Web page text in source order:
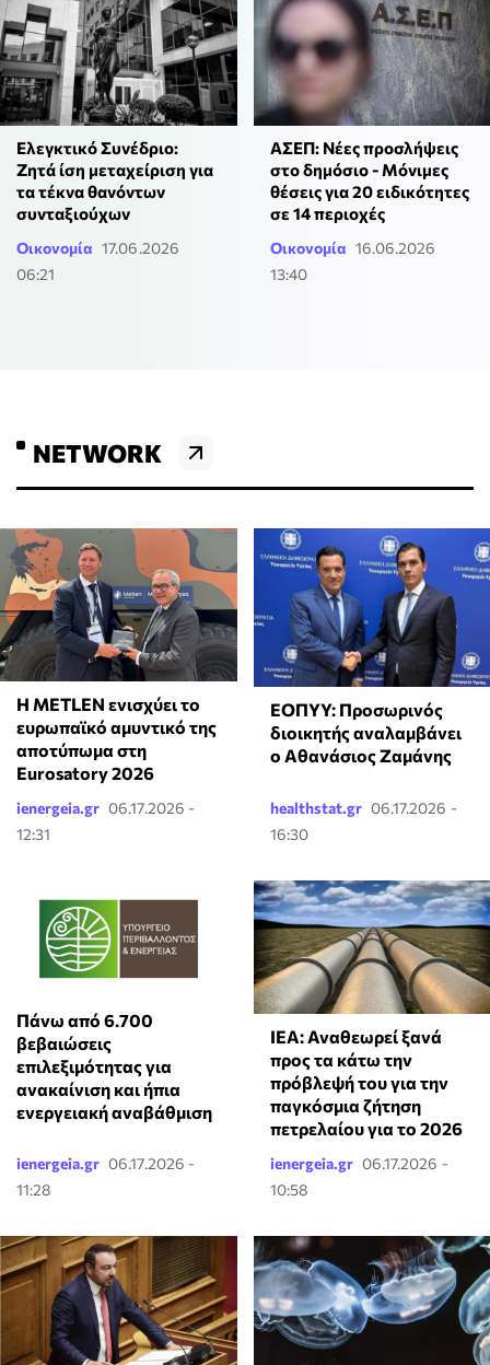
Ελεγκτικό Συνέδριο:
Ζητά ίση μεταχείριση για
τα τέκνα θανόντων
συνταξιούχων
Οικονομία 17.06.2026
06:21
ΑΣΕΠ: Νέες προσλήψεις
στο δημόσιο - Μόνιμες
θέσεις για 20 ειδικότητες
σε 14 περιοχές
Οικονομία 16.06.2026
13:40
NETWORK
Η METLEN ενισχύει το
ευρωπαϊκό αμυντικό της
αποτύπωμα στη
Eurosatory 2026
ienergeia.gr 06.17.2026 -
12:31
ΕΟΠΥΥ: Προσωρινός
διοικητής αναλαμβάνει
ο Αθανάσιος Ζαμάνης
healthstat.gr 06.17.2026 -
16:30
Πάνω από 6.700
βεβαιώσεις
επιλεξιμότητας για
ανακαίνιση και ήπια
ενεργειακή αναβάθμιση
ienergeia.gr 06.17.2026 -
11:28
ΙΕΑ: Αναθεωρεί ξανά
προς τα κάτω την
πρόβλεψή του για την
παγκόσμια ζήτηση
πετρελαίου για το 2026
ienergeia.gr 06.17.2026 -
10:58